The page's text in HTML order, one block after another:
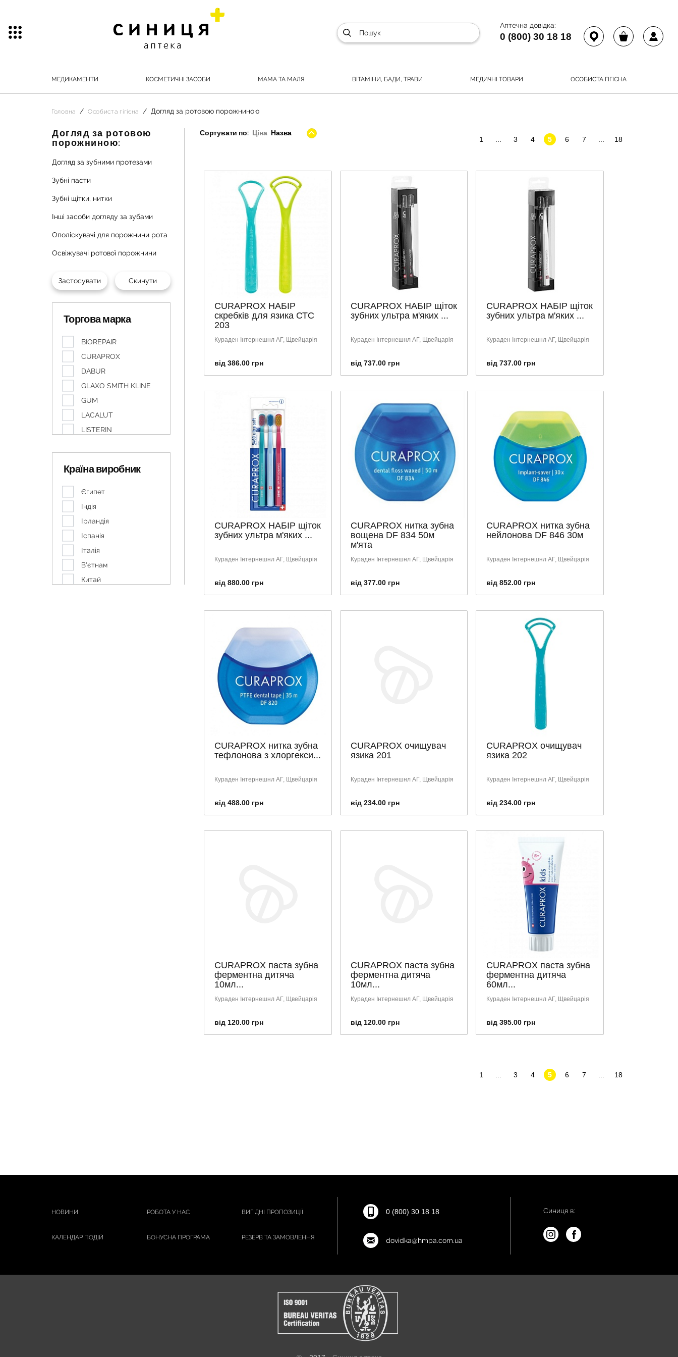
Аптечна довідка:
0 (800) 30 18 18
МЕДИКАМЕНТИ КОСМЕТИЧНІ ЗАСОБИ МАМА ТА МАЛЯ ВІТАМІНИ, БАДИ, ТРАВИ МЕДИЧНІ ТОВАРИ ОСОБИСТА ГІГІЄНА
Головна Особиста гігієна Догляд за ротовою порожниною
Догляд за ротовою
порожниною:
Догляд за зубними протезами
Зубні пасти
Зубні щітки, нитки
Інші засоби догляду за зубами
Ополіскувачі для порожнини рота
Освіжувачі ротової порожнини
Торгова марка
BIOREPAIR
CURAPROX
DABUR
GLAXO SMITH KLINE
GUM
LACALUT
LISTERIN
MARVIS
PARODONTAX
PIERROT
PRESIDENT
SENSODYNE
TEBODONT
VEGA
VITIS
Країна виробник
Єгипет
Індія
Ірландія
Іспанія
Італія
В'єтнам
Китай
Сортувати по: Ціна Назва
1
3 4 5 6 7 18
CURAPROX НАБІР
скребків для язика СТС
203
Кураден Інтернешнл АГ, Щвейцарія
від 386.00 грн
CURAPROX НАБІР щіток
зубних ультра м'яких ...
Кураден Інтернешнл АГ, Щвейцарія
від 737.00 грн
CURAPROX НАБІР щіток
зубних ультра м'яких ...
Кураден Інтернешнл АГ, Щвейцарія
від 737.00 грн
CURAPROX НАБІР щіток
зубних ультра м'яких ...
Кураден Інтернешнл АГ, Щвейцарія
від 880.00 грн
CURAPROX нитка зубна
вощена DF 834 50м
м'ята
Кураден Інтернешнл АГ, Щвейцарія
від 377.00 грн
CURAPROX нитка зубна
нейлонова DF 846 30м
Кураден Інтернешнл АГ, Щвейцарія
від 852.00 грн
CURAPROX нитка зубна
тефлонова з хлоргекси...
Кураден Інтернешнл АГ, Щвейцарія
від 488.00 грн
CURAPROX очищувач
язика 201
Кураден Інтернешнл АГ, Щвейцарія
від 234.00 грн
CURAPROX очищувач
язика 202
Кураден Інтернешнл АГ, Щвейцарія
від 234.00 грн
CURAPROX паста зубна
ферментна дитяча
10мл...
Кураден Інтернешнл АГ, Щвейцарія
від 120.00 грн
CURAPROX паста зубна
ферментна дитяча
10мл...
Кураден Інтернешнл АГ, Щвейцарія
від 120.00 грн
CURAPROX паста зубна
ферментна дитяча
60мл...
Кураден Інтернешнл АГ, Щвейцарія
від 395.00 грн
1 3 4 5 6 7 18
НОВИНИ РОБОТА У НАС ВИГІДНІ ПРОПОЗИЦІЇ
КАЛЕНДАР ПОДІЙ БОНУСНА ПРОГРАМА РЕЗЕРВ ТА ЗАМОВЛЕННЯ
0 (800) 30 18 18
dovidka@hmpa.com.ua
Синиця в: